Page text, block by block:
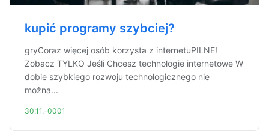
kupić programy szybciej?
gryCoraz więcej osób korzysta z internetuPILNE!
Zobacz TYLKO Jeśli Chcesz technologie internetowe W
dobie szybkiego rozwoju technologicznego nie
można...
30.11.-0001